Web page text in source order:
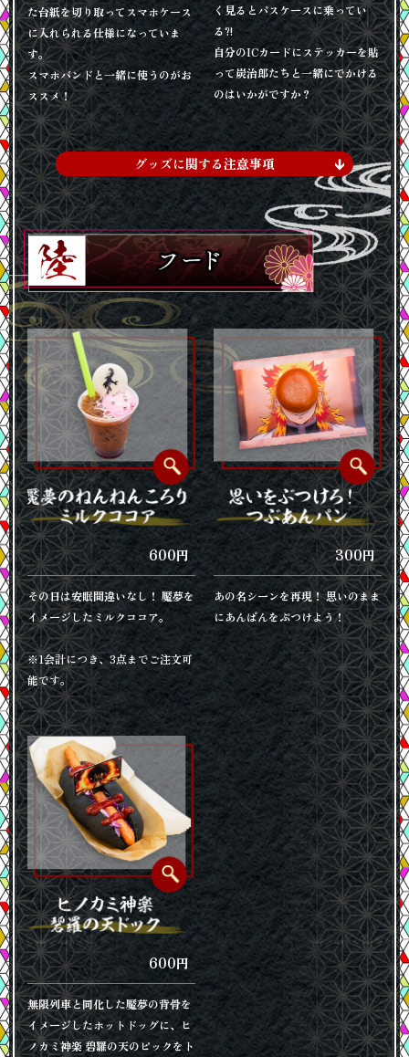
た台紙を切り取ってスマホケース
に入れられる仕様になっていま
す。
スマホバンドと一緒に使うのがお
ススメ！
く見るとパスケースに乗ってい
る?!
自分のICカードにステッカーを貼
って炭治郎たちと一緒にでかける
のはいかがですか？
グッズに関する注意事項
☆販売店舗
東京ミステリーサーカス
リアル脱出ゲーム札幌店
リアル脱出ゲーム吉祥寺店
リアル脱出ゲーム名古屋店
リアル脱出ゲーム大阪恵美須町店
リアル脱出ゲーム岡山店
SCRAP GOODS SHOP
※販売時間は各店舗の営業時間に準じます。
600円
その日は安眠間違いなし！ 魘夢を
イメージしたミルクココア。
※1会計につき、3点までご注文可
能です。
300円
あの名シーンを再現！ 思いのまま
にあんぱんをぶつけよう！
600円
無限列車と同化した魘夢の背骨を
イメージしたホットドッグに、ヒ
ノカミ神楽 碧羅の天のピックをト